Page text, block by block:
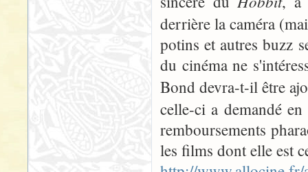
derrière la caméra
potins et autres buzz
du cinéma ne
Bond devra-t-il être
celle-ci a demandé
remboursements
les films dont elle est